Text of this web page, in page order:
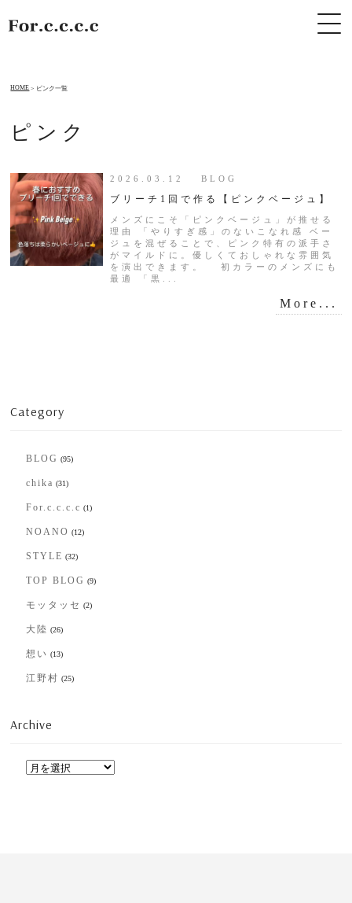
HOME ピンク一覧
ピンク
2026.03.12 BLOG
ブリーチ1回で作る【ピンクベージュ】
メンズにこそ「ピンクベージュ」が推せる
理由 「やりすぎ感」のないこなれ感 ベー
ジュを混ぜることで、ピンク特有の派手さ
がマイルドに。優しくておしゃれな雰囲気
を演出できます。 初カラーのメンズにも
最適 「黒...
More...
Category
BLOG (95)
chika (31)
For.c.c.c.c (1)
NOANO (12)
STYLE (32)
TOP BLOG (9)
モッタッセ (2)
大陸 (26)
想い (13)
江野村 (25)
Archive